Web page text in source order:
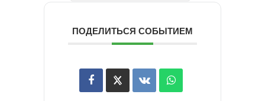
ПОДЕЛИТЬСЯ СОБЫТИЕМ